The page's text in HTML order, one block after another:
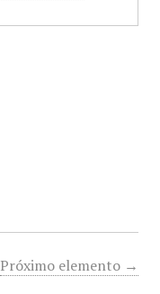
Próximo elemento →